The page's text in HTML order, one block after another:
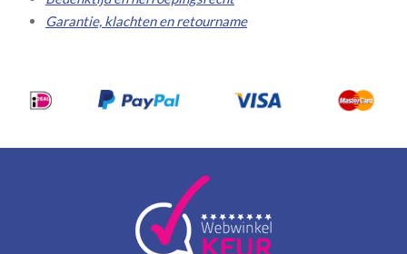
Garantie, klachten en retourname